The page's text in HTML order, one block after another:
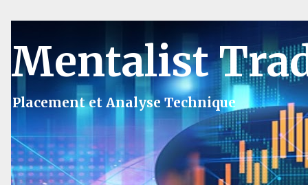
Mentalist
Placement et Analyse Technique